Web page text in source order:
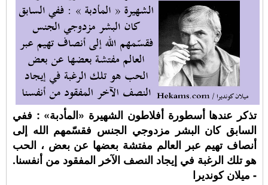
تذكر عندها أسطورة أفلاطون الشهيرة «المأدبة» : ففي
السابق كان البشر مزدوجي الجنس فقسّمهم الله إلى
أنصاف تهيم عبر العالم مفتشة بعضها عن بعض ، الحب
هو تلك الرغبة في إيجاد النصف الآخر المفقود من أنفسنا.
- ميلان كونديرا